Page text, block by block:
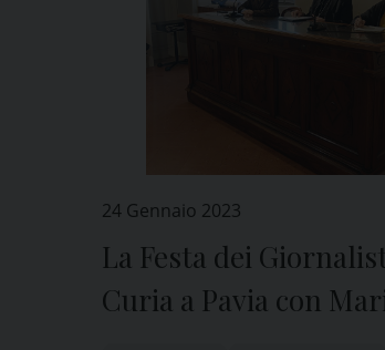
24 Gennaio 2023
La Festa dei
Curia a Pavia con